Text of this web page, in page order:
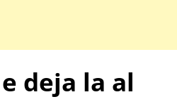
deja la al